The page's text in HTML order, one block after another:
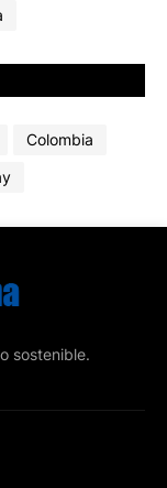
Colombia
sostenible.